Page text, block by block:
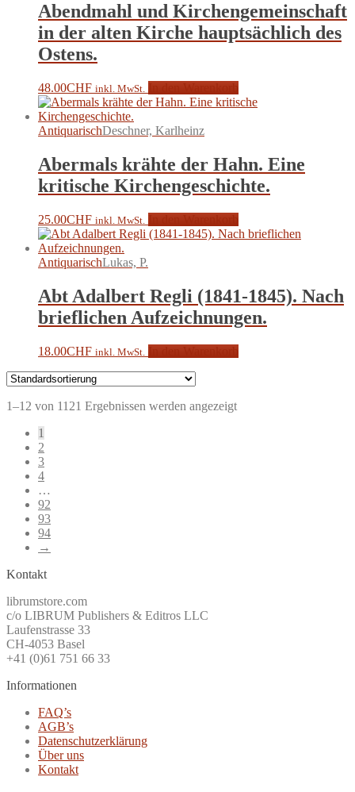
Abendmahl und Kirchengemeinschaft
in der alten Kirche hauptsächlich des
Ostens.
48.00CHF inkl. MwSt.
AntiquarischDeschner, Karlheinz
Abermals krähte der Hahn. Eine
kritische Kirchengeschichte.
25.00CHF inkl. MwSt.
AntiquarischLukas, P.
Abt Adalbert Regli (1841-1845). Nach
brieflichen Aufzeichnungen.
18.00CHF inkl. MwSt.
1–12 von 1121 Ergebnissen werden angezeigt
1
2
3
4
…
92
93
94
→
Kontakt
librumstore.com
c/o LIBRUM Publishers & Editros LLC
Laufenstrasse 33
CH-4053 Basel
+41 (0)61 751 66 33
Informationen
FAQ’s
AGB’s
Datenschutzerklärung
Über uns
Kontakt